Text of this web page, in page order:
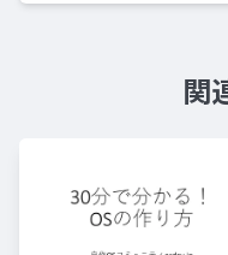
関